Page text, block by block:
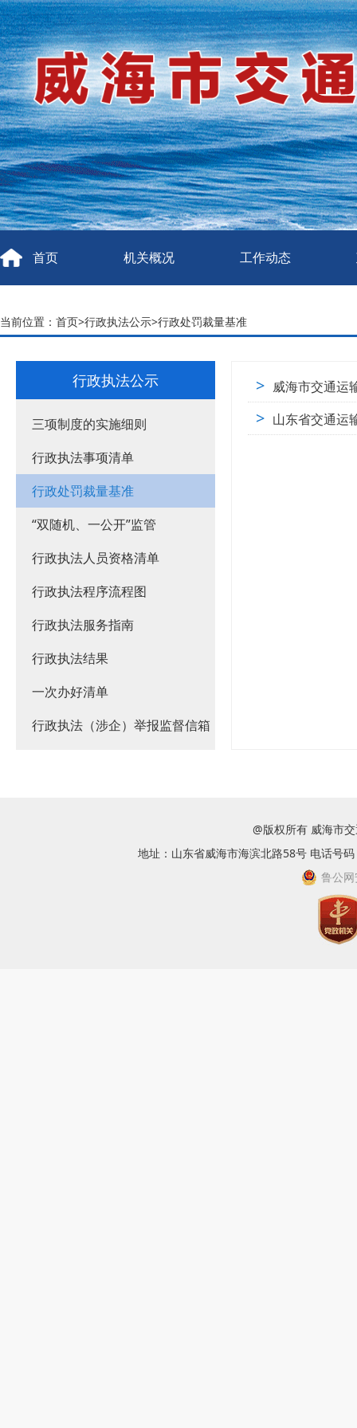
首页 机关概况 工作动态
当前位置： 首页>行政执法公示>行政处罚裁量基准
行政执法公示
三项制度的实施细则
行政执法事项清单
行政处罚裁量基准
“双随机、一公开”监管
行政执法人员资格清单
行政执法程序流程图
行政执法服务指南
行政执法结果
一次办好清单
行政执法（涉企）举报监督信箱
> 威海市交通运
> 山东省交通运
@版权所有 威海市
地址：山东省威海市海滨北路58号 电话号
鲁公